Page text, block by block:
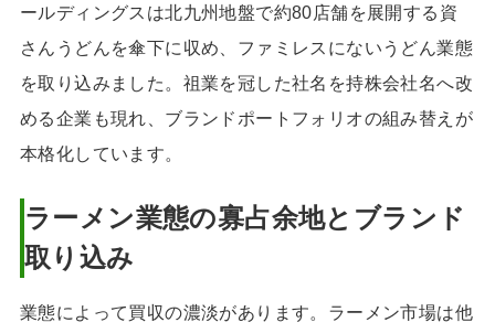
ールディングスは北九州地盤で約80店舗を展開する資
さんうどんを傘下に収め、ファミレスにないうどん業態
を取り込みました。祖業を冠した社名を持株会社名へ改
める企業も現れ、ブランドポートフォリオの組み替えが
本格化しています。
ラーメン業態の寡占余地とブランド
取り込み
業態によって買収の濃淡があります。ラーメン市場は他